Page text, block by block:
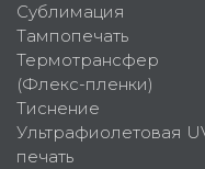
Сублимация
Тампопечать
Термотрансфер
(Флекс-пленки)
Тиснение
Ультрафиолетовая
печать